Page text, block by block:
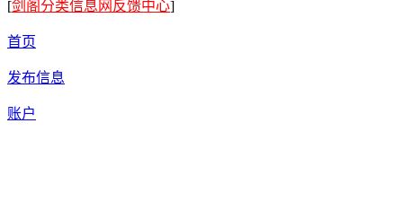
[剑阁分类信息网反馈中心]
首页
发布信息
账户